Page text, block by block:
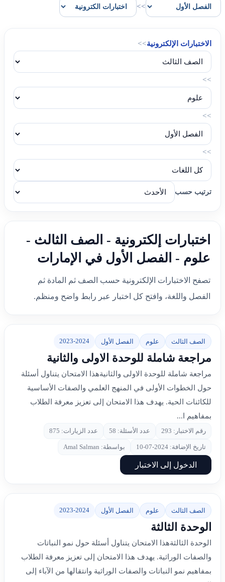
>>
الاختبارات الإلكترونية>>
>>
>>
>>
ترتيب حسب
اختبارات إلكترونية - الصف الثالث -
علوم - الفصل الأول في الإمارات
تصفح الاختبارات الإلكترونية حسب الصف ثم المادة ثم
الفصل واللغة، وافتح كل اختبار عبر رابط واضح ومنظم.
الصف الثالث علوم الفصل الأول 2023-2024
مراجعة شاملة للوحدة الاولى والثانية
مراجعة شاملة للوحدة الاولى والثانيةهذا الامتحان يتناول أسئلة
حول الخطوات الأولى في المنهج العلمي والصفات الأساسية
للكائنات الحية. يهدف هذا الامتحان إلى تعزيز معرفة الطلاب
بمفاهيم ا...
رقم الاختبار: 293 عدد الأسئلة: 58 عدد الزيارات: 875
تاريخ الإضافة: 2024-07-10 بواسطة: Amal Salman
الدخول إلى الاختبار
الصف الثالث علوم الفصل الأول 2023-2024
الوحدة الثالثة
الوحدة الثالثةهذا الامتحان يتناول أسئلة حول نمو النباتات
والصفات الوراثية. يهدف هذا الامتحان إلى تعزيز معرفة الطلاب
بمفاهيم نمو النباتات والصفات الوراثية وانتقالها من الآباء إلى